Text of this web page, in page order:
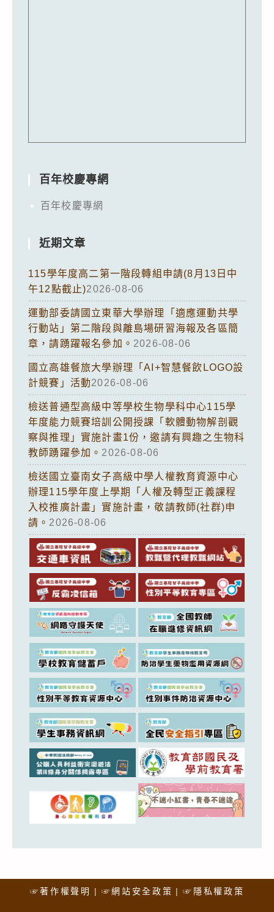
百年校慶專網
百年校慶專網
近期文章
115學年度高二第一階段轉組申請(8月13日中
午12點截止)2026-08-06
運動部委請國立東華大學辦理「適應運動共學
行動站」第二階段與離島場研習海報及各區簡
章，請踴躍報名參加。 2026-08-06
國立高雄餐旅大學辦理「AI+智慧餐飲LOGO設
計競賽」活動2026-08-06
檢送普通型高級中等學校生物學科中心115學
年度能力競賽培訓公開授課「軟體動物解剖觀
察與推理」實施計畫1份，邀請有興趣之生物科
教師踴躍參加。 2026-08-06
檢送國立臺南女子高級中學人權教育資源中心
辦理115學年度上學期「人權及轉型正義課程
入校推廣計畫」實施計畫，敬請教師(社群)申
請。 2026-08-06
☞著作權聲明 ☞網站安全政策 ☞隱私權政策